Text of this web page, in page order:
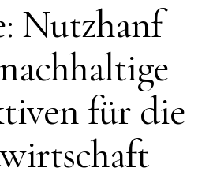
Nutzhanf
für die